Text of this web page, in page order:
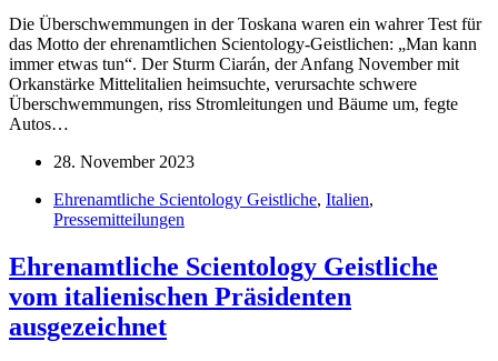
Die Überschwemmungen in der Toskana waren ein wahrer Test für
das Motto der ehrenamtlichen Scientology-Geistlichen: „Man kann
immer etwas tun“. Der Sturm Ciarán, der Anfang November mit
Orkanstärke Mittelitalien heimsuchte, verursachte schwere
Überschwemmungen, riss Stromleitungen und Bäume um, fegte
Autos…
28. November 2023
Ehrenamtliche Scientology Geistliche, Italien,
Pressemitteilungen
Ehrenamtliche Scientology Geistliche
vom italienischen Präsidenten
ausgezeichnet